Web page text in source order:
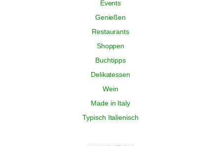
Events
Genießen
Restaurants
Shoppen
Buchtipps
Delikatessen
Wein
Made in Italy
Typisch Italienisch